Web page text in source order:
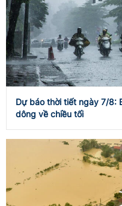
Dự báo thời tiết ngày 7/8:
dông về chiều tối